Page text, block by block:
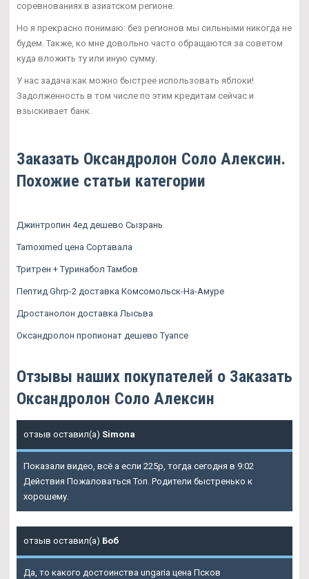
соревнованиях в азиатском регионе.
Но я прекрасно понимаю: без регионов мы сильными никогда не
будем. Также, ко мне довольно часто обращаются за советом
куда вложить ту или иную сумму.
У нас задача:как можно быстрее использовать яблоки!
Задолженность в том числе по этим кредитам сейчас и
взыскивает банк.
Заказать Оксандролон Соло Алексин.
Похожие статьи категории
Джинтропин 4ед дешево Сызрань
Tamoximed цена Сортавала
Тритрен + Туринабол Тамбов
Пептид Ghrp-2 доставка Комсомольск-На-Амуре
Дростанолон доставка Лысьва
Оксандролон пропионат дешево Туапсе
Отзывы наших покупателей о Заказать
Оксандролон Соло Алексин
отзыв оставил(а) Simona
Показали видео, всё а если 225р, тогда сегодня в 9:02
Действия Пожаловаться Топ. Родители быстренько к
хорошему.
отзыв оставил(а) Боб
Да, то какого достоинства ungaria цена Псков